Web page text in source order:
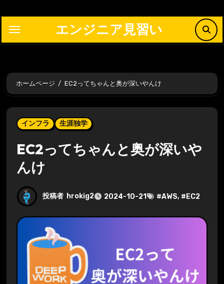
ッ
プ
エンジニア見習い
ホームページ EC2ってちゃんと奥が深いやんけ
インフラ 生涯独学
EC2ってちゃんと奥が深いや
んけ
投稿者 hrokig2 2024-10-21 #AWS, # EC2